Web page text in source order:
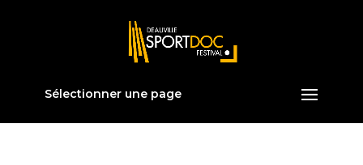
Sélectionner une page